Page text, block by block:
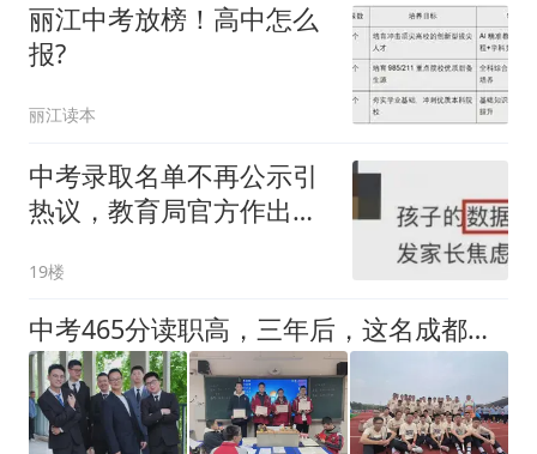
丽江中考放榜！高中怎么
报?
丽江读本
中考录取名单不再公示引
热议，教育局官方作出回
19楼
中考465分读职高，三年后，这名成都男生考进了双一流大学